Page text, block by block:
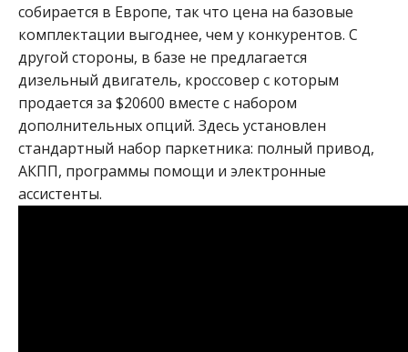
собирается в Европе, так что цена на базовые
комплектации выгоднее, чем у конкурентов. С
другой стороны, в базе не предлагается
дизельный двигатель, кроссовер с которым
продается за $20600 вместе с набором
дополнительных опций. Здесь установлен
стандартный набор паркетника: полный привод,
АКПП, программы помощи и электронные
ассистенты.